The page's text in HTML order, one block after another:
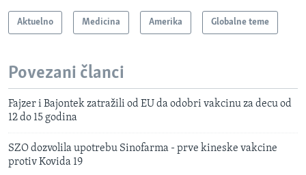
Aktuelno Medicina Amerika Globalne teme
Povezani članci
Fajzer i Bajontek zatražili od EU da odobri vakcinu za decu od
12 do 15 godina
SZO dozvolila upotrebu Sinofarma - prve kineske vakcine
protiv Kovida 19